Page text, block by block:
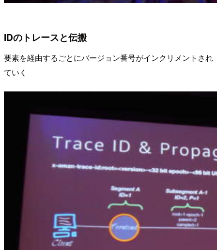
IDのトレースと伝搬
要素を経由するごとにバージョン番号がインクリメントされ
ていく